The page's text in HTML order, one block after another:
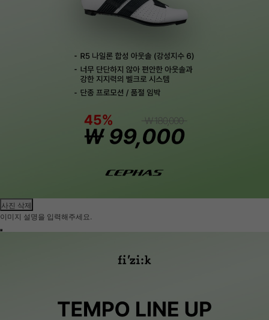
사진 삭제
이미지 설명을 입력해주세요.